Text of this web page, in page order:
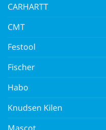
CARHARTT
CMT
Festool
Fischer
Habo
Knudsen Kilen